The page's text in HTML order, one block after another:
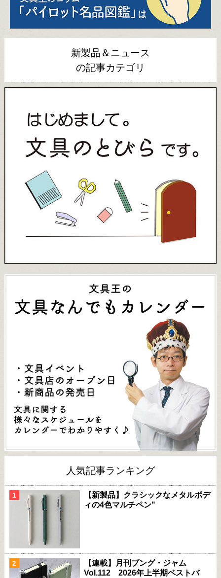
新製品＆ニュース
の記事カテゴリ
人気記事ランキング
【新製品】クラシックなメタルボデ
ィの4色マルチペン"
【連載】月刊ブング・ジャム
Vol.112 2026年上半期ベストバ